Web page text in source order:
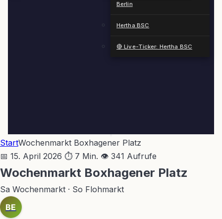
Berlin
Hertha BSC
🔴 Live-Ticker: Hertha BSC
StartWochenmarkt Boxhagener Platz
📅 15. April 2026 ⏱ 7 Min. 👁 341 Aufrufe
Wochenmarkt Boxhagener Platz
Sa Wochenmarkt · So Flohmarkt
BE